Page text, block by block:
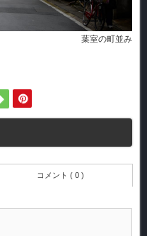
葉室の町並み
コメント ( 0 )